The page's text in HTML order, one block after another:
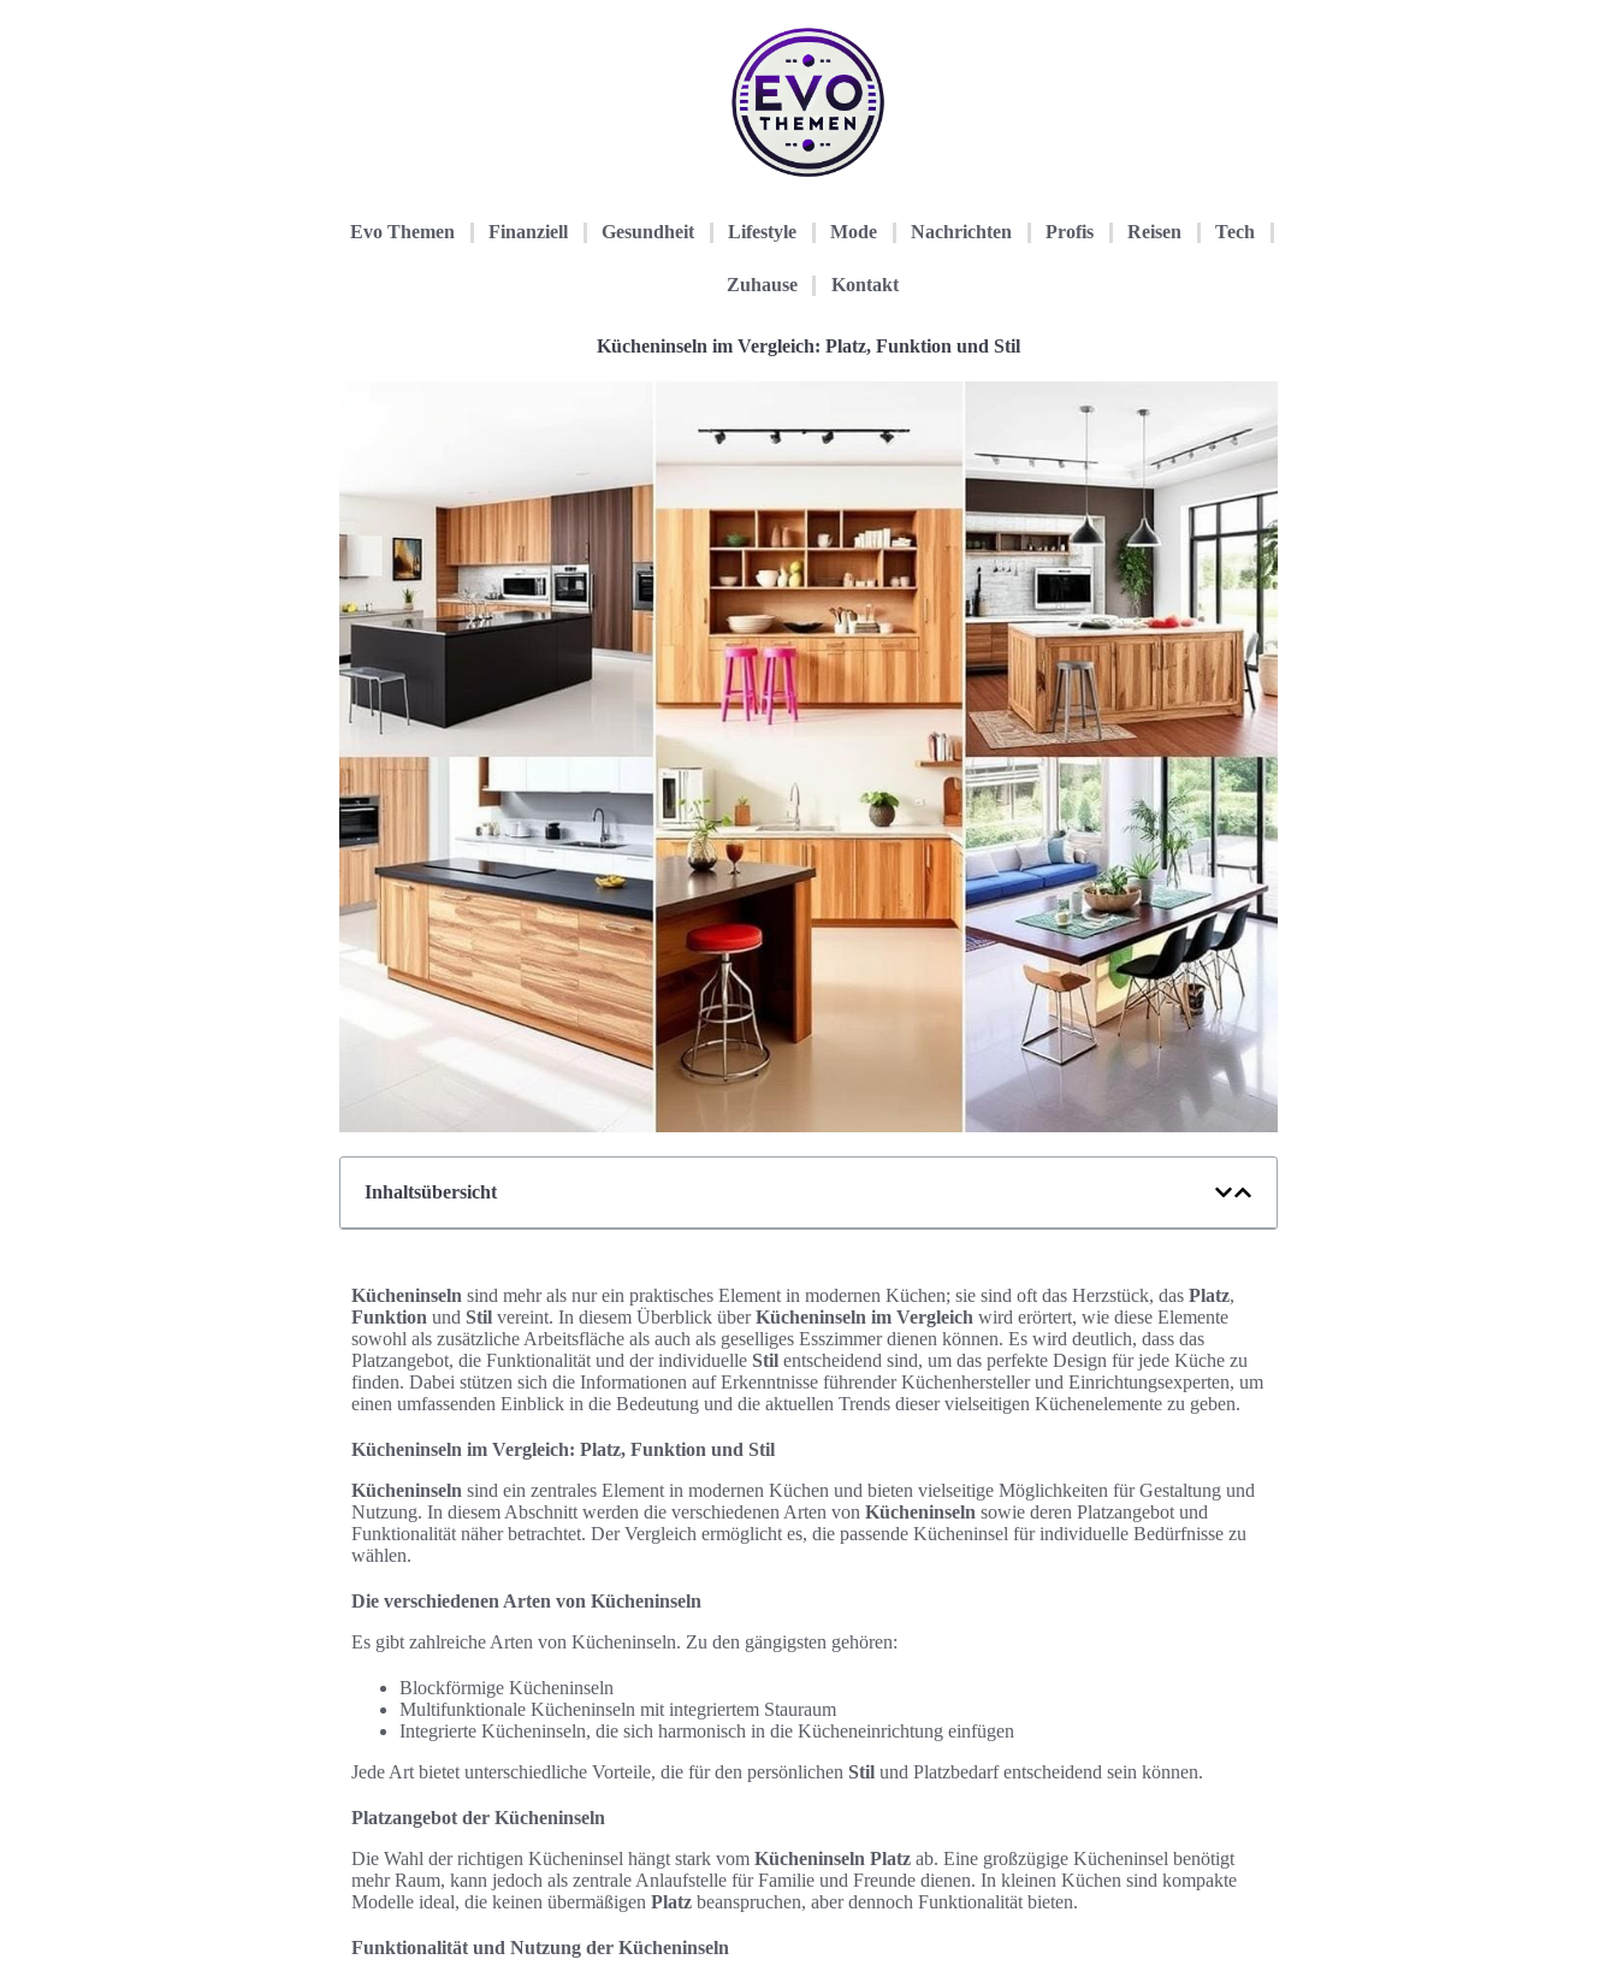
Evo Themen Finanziell Gesundheit Lifestyle Mode Nachrichten Profis Reisen Tech
Zuhause Kontakt
Kücheninseln im Vergleich: Platz, Funktion und Stil
Inhaltsübersicht
Kücheninseln sind mehr als nur ein praktisches Element in modernen Küchen; sie sind oft das Herzstück, das Platz,
Funktion und Stil vereint. In diesem Überblick überKücheninseln im Vergleich wird erörtert, wie diese Elemente
sowohl als zusätzliche Arbeitsfläche als auch als geselliges Esszimmer dienen können. Es wird deutlich, dass das
Platzangebot, die Funktionalität und der individuelle Stil entscheidend sind, um das perfekte Design für jede Küche zu
finden. Dabei stützen sich die Informationen auf Erkenntnisse führender Küchenhersteller und Einrichtungsexperten, um
einen umfassenden Einblick in die Bedeutung und die aktuellen Trends dieser vielseitigen Küchenelemente zu geben.
Kücheninseln im Vergleich: Platz, Funktion und Stil
Kücheninseln sind ein zentrales Element in modernen Küchen und bieten vielseitige Möglichkeiten für Gestaltung und
Nutzung. In diesem Abschnitt werden die verschiedenen Arten von Kücheninseln sowie deren Platzangebot und
Funktionalität näher betrachtet. Der Vergleich ermöglicht es, die passende Kücheninsel für individuelle Bedürfnisse zu
wählen.
Die verschiedenen Arten von Kücheninseln
Es gibt zahlreiche Arten von Kücheninseln. Zu den gängigsten gehören:
Blockförmige Kücheninseln
Multifunktionale Kücheninseln mit integriertem Stauraum
Integrierte Kücheninseln, die sich harmonisch in die Kücheneinrichtung einfügen
Jede Art bietet unterschiedliche Vorteile, die für den persönlichen Stil und Platzbedarf entscheidend sein können.
Platzangebot der Kücheninseln
Die Wahl der richtigen Kücheninsel hängt stark vom Kücheninseln Platz ab. Eine großzügige Kücheninsel benötigt
mehr Raum, kann jedoch als zentrale Anlaufstelle für Familie und Freunde dienen. In kleinen Küchen sind kompakte
Modelle ideal, die keinen übermäßigen Platz beanspruchen, aber dennoch Funktionalität bieten.
Funktionalität und Nutzung der Kücheninseln